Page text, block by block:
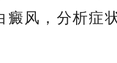
癜风，分析症